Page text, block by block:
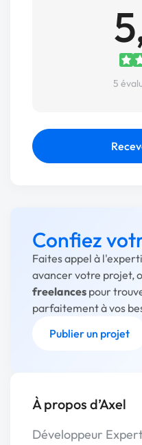
5
Confiez
Faites appel à
avancer votre projet,
freelances pour
parfaitement à vos
Publier un projet
À propos d’Axel
Développeur